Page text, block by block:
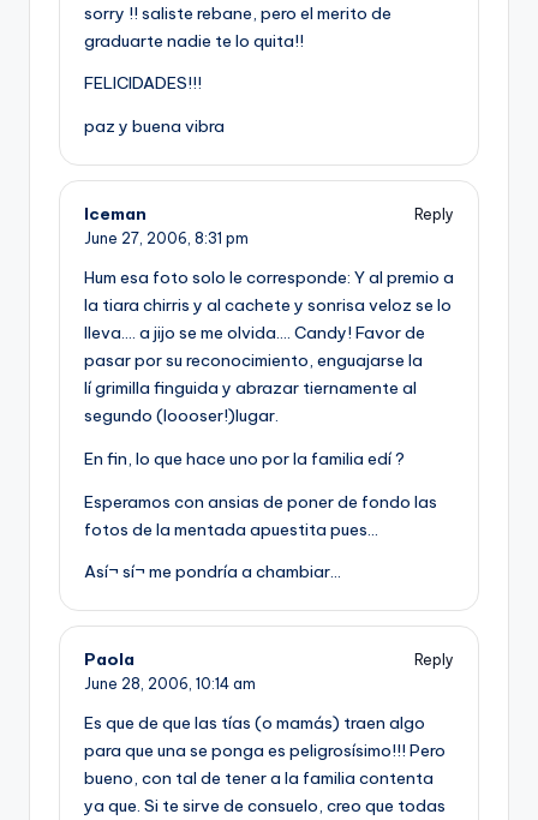
sorry !! saliste rebane, pero el merito de
graduarte nadie te lo quita!!
FELICIDADES!!!
paz y buena vibra
Iceman
Reply
June 27, 2006, 8:31 pm
Hum esa foto solo le corresponde: Y al premio a
la tiara chirris y al cachete y sonrisa veloz se lo
lleva…. a jijo se me olvida…. Candy! Favor de
pasar por su reconocimiento, enguajarse la
lí grimilla finguida y abrazar tiernamente al
segundo (loooser!)lugar.
En fin, lo que hace uno por la familia edí ?
Esperamos con ansias de poner de fondo las
fotos de la mentada apuestita pues…
Así¬ sí¬ me pondrí­a a chambiar…
Paola
Reply
June 28, 2006, 10:14 am
Es que de que las tí­as (o mamás) traen algo
para que una se ponga es peligrosí­simo!!! Pero
bueno, con tal de tener a la familia contenta
ya que. Si te sirve de consuelo, creo que todas